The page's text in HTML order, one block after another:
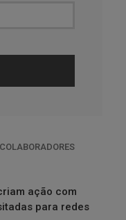
COLABORADORES
ação com
para redes